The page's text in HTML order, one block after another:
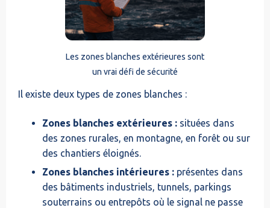
Les zones blanches extérieures sont
un vrai défi de sécurité
Il existe deux types de zones blanches :
Zones blanches extérieures : situées dans
des zones rurales, en montagne, en forêt ou sur
des chantiers éloignés.
Zones blanches intérieures : présentes dans
des bâtiments industriels, tunnels, parkings
souterrains ou entrepôts où le signal ne passe